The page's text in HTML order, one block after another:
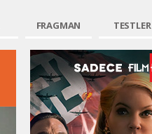
FRAGMAN TESTLER